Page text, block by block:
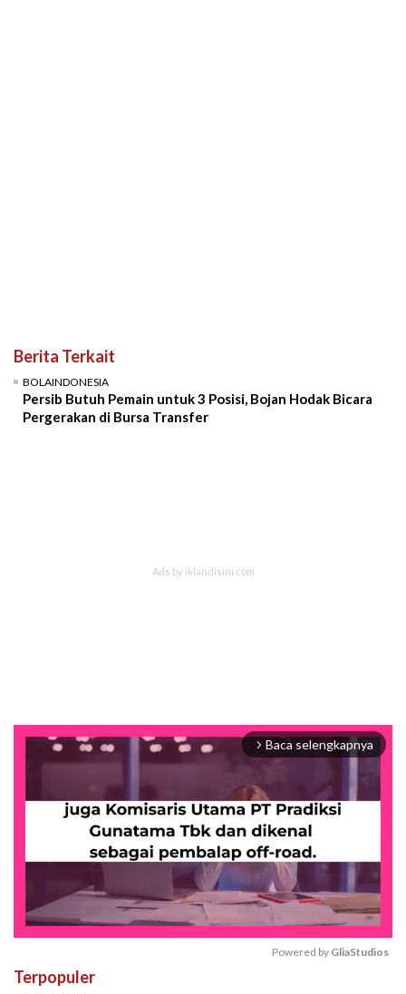
Berita Terkait
BOLAINDONESIA
Persib Butuh Pemain untuk 3 Posisi, Bojan Hodak Bicara
Pergerakan di Bursa Transfer
arrow_forward_ios Baca selengkapnya
Powered by GliaStudios
Terpopuler